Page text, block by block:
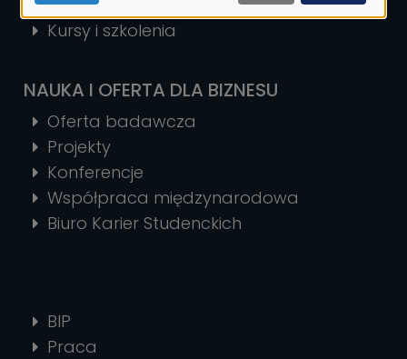
MBA
Kursy i szkolenia
NAUKA I OFERTA DLA BIZNESU
Oferta badawcza
Projekty
Konferencje
Współpraca międzynarodowa
Biuro Karier Studenckich
BIP
Praca